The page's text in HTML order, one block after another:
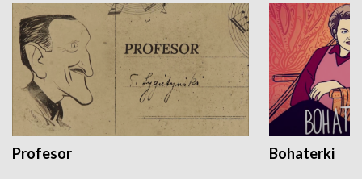
Profesor Bohaterki